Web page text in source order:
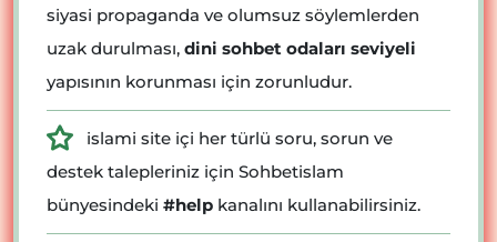
siyasi propaganda ve olumsuz söylemlerden
uzak durulması, dini sohbet odaları seviyeli
yapısının korunması için zorunludur.
islami site içi her türlü soru, sorun ve
destek talepleriniz için Sohbetislam
bünyesindeki #help kanalını kullanabilirsiniz.